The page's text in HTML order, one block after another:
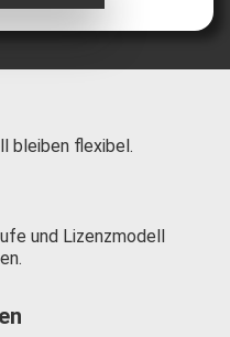
bleiben flexibel.
und Lizenzmodell